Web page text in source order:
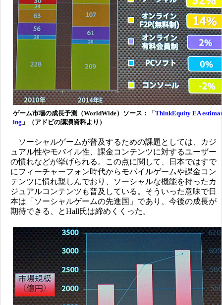
ゲーム市場の成長予測（WorldWide）ソース：「 ThinkEquity EA
ing 」（アドビの講演資料より）
ソーシャルゲームが普及するための課題としては、カジ
ュアル性やモバイル性、課金コンテンツに対するユーザー
の慣れなどが挙げられる。この点に関して、日本ではすで
にフィーチャーフォン時代からモバイルゲームや課金コン
テンツに慣れ親しんでおり、ソーシャルな機能を持ったカ
ジュアルコンテンツも普及している。そういった意味で日
本は「ソーシャルゲームの先進国」であり、今後の成長が
期待できる、とHall氏は締めくくった。